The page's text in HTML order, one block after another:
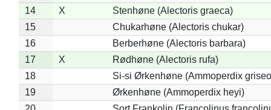
14
X
Stenhøne (Alectoris graeca)
15
Chukarhøne (Alectoris chukar)
16
Berberhøne (Alectoris barbara)
17
X
Rødhøne (Alectoris rufa)
18
Si-si Ørkenhøne (Ammoperdix
19
Ørkenhøne (Ammoperdix heyi)